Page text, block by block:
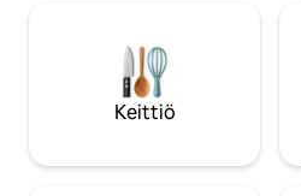
huomiotta. Ballyconnigarin ranta 4
minuutin ajomatkan
min). Wexfordin kaupunki 20
ajomatkan päässä. Hotelli, 2 pubia
päässä talosta.
Keittiö